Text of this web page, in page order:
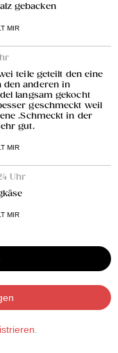
gebacken
MIR
teile geteilt den eine
den anderen in
langsam gekocht
geschmeckt weil
.Schmeckt in der
gut.
MIR
Uhr
MIR